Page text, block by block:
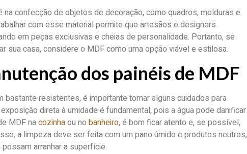
confecção de objetos de decoração, como quadros, molduras e
com esse material permite que artesãos e designers
em peças exclusivas e cheias de personalidade. Portanto, se
sua casa, considere o MDF como uma opção viável e estilosa.
dos painéis de MDF
bastante resistentes, é importante tomar alguns cuidados para
direta à umidade é fundamental, pois a água pode danificar
MDF nacozinhaou no banheiro, é bom ficar atento e, se possível,
a limpeza deve ser feita com um pano úmido e produtos neutros,
arranhar a superfície.